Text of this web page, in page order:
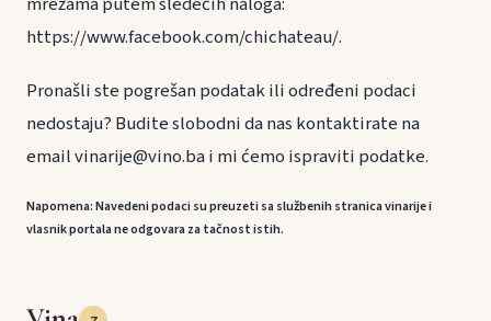
https://www.facebook.com/chichateau/.
Pronašli ste pogrešan podatak ili određeni podaci
nedostaju? Budite slobodni da nas kontaktirate na
email vinarije@vino.ba i mi ćemo ispraviti podatke.
Napomena: Navedeni podaci su preuzeti sa službenih stranica vinarije i
vlasnik portala ne odgovara za tačnost istih.